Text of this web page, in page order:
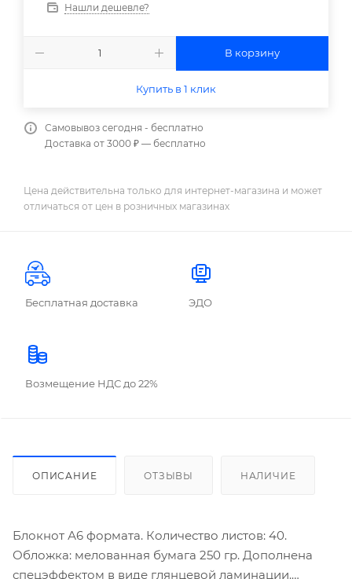
Нашли дешевле?
В корзину
Купить в 1 клик
Самовывоз сегодня - бесплатно
Доставка от 3000 ₽ — бесплатно
Цена действительна только для интернет-магазина и может
отличаться от цен в розничных магазинах
Бесплатная доставка ЭДО
Возмещение НДС до 22%
ОПИСАНИЕ ОТЗЫВЫ НАЛИЧИЕ
Блокнот А6 формата. Количество листов: 40.
Обложка: мелованная бумага 250 гр. Дополнена
спецэффектом в виде глянцевой ламинации.